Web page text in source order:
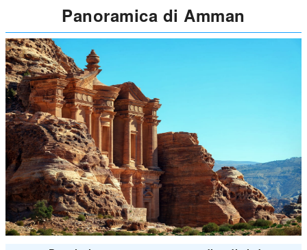
Panoramica di Amman